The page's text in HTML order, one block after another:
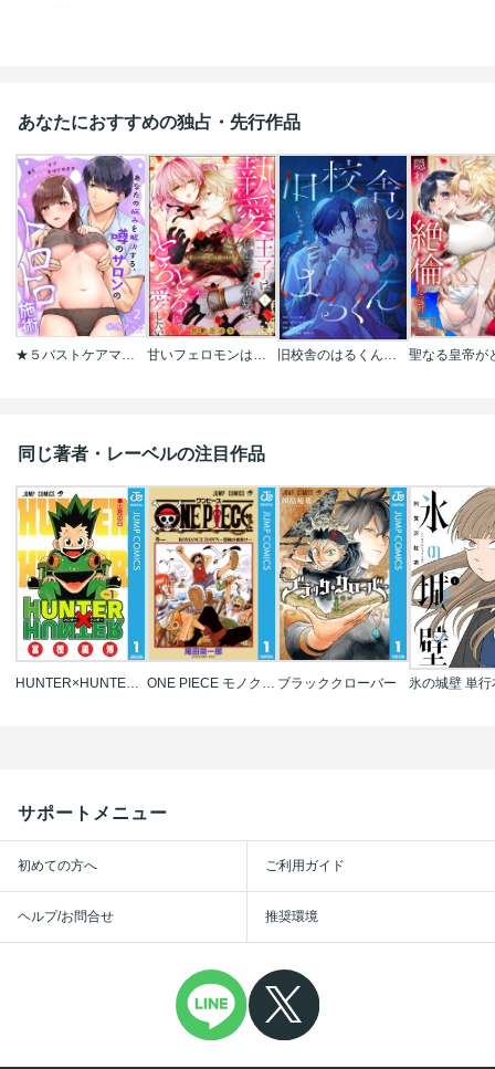
あなたにおすすめの独占・先行作品
★５バストケアマッサージをはじめます～あなたの悩みを解決する、噂のサロンのトロトロ施術 甘いフェロモンは誰のもの? 執愛王子は匂いフェチ令嬢をとろとろに愛したい(分冊版) 旧校舎のはるくん～二人きりの鬼ごっこ、しよう？
同じ著者・レーベルの注目作品
HUNTER×HUNTER モノクロ版 ONE PIECE モノクロ版 ブラッククローバー
サポートメニュー
初めての方へ ご利用ガイド
ヘルプ/お問合せ 推奨環境